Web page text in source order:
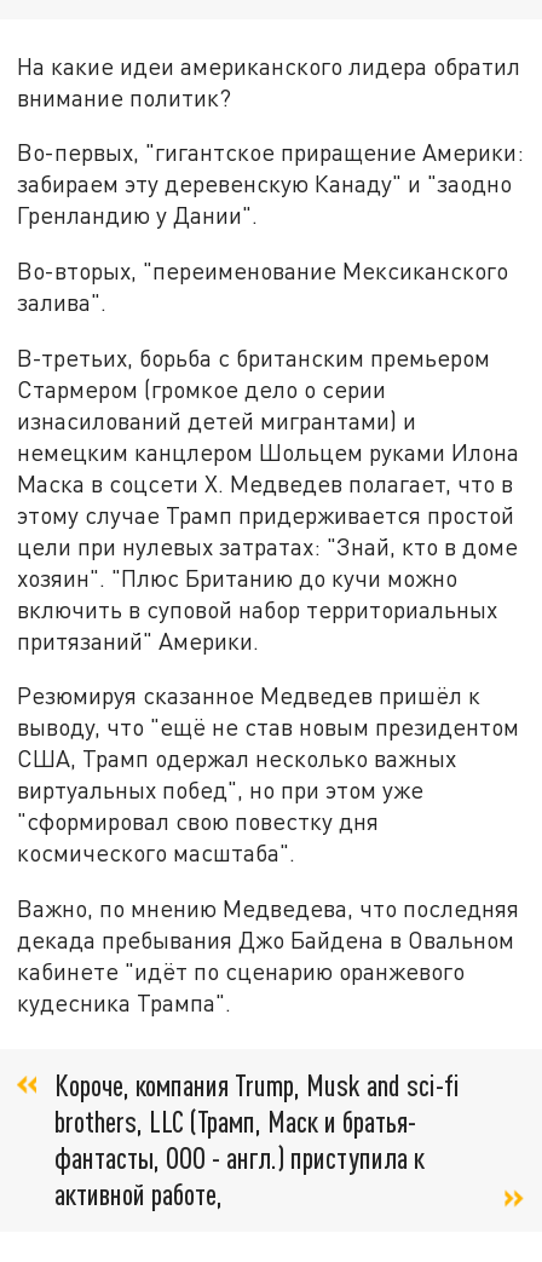
На какие идеи американского лидера обратил
внимание политик?
Во-первых, "гигантское приращение Америки:
забираем эту деревенскую Канаду" и "заодно
Гренландию у Дании".
Во-вторых, "переименование Мексиканского
залива".
В-третьих, борьба с британским премьером
Стармером (громкое дело о серии
изнасилований детей мигрантами) и
немецким канцлером Шольцем руками Илона
Маска в соцсети Х. Медведев полагает, что в
этому случае Трамп придерживается простой
цели при нулевых затратах: "Знай, кто в доме
хозяин". "Плюс Британию до кучи можно
включить в суповой набор территориальных
притязаний" Америки.
Резюмируя сказанное Медведев пришёл к
выводу, что "ещё не став новым президентом
США, Трамп одержал несколько важных
виртуальных побед", но при этом уже
"сформировал свою повестку дня
космического масштаба".
Важно, по мнению Медведева, что последняя
декада пребывания Джо Байдена в Овальном
кабинете "идёт по сценарию оранжевого
кудесника Трампа".
Короче, компания Trump, Musk and sci-fi
brothers, LLC (Трамп, Маск и братья-
фантасты, ООО - англ.) приступила к
активной работе,